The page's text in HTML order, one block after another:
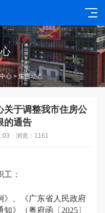
心 > 集团动态
关于调整我市住房公
的通告
浏览： 1161
：
、《广东省人民政府
知》（粤府函〔 2025〕